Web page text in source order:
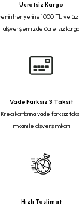
Ücretsiz Kargo
her yerine 1000 TL ve
alışverişlerinizde ücretsiz kargo
Vade Farksız 3 Taksit
Kredi kartlarına vade farksız
imkanı ile alışveriş imkanı
Hızlı Teslimat